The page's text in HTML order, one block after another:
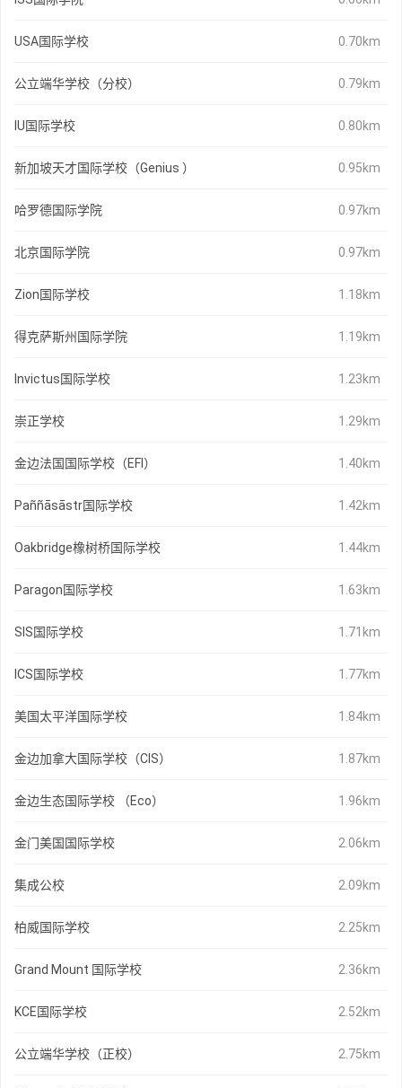
USA国际学校 0.70km
公立端华学校（分校） 0.79km
IU国际学校 0.80km
新加坡天才国际学校（Genius ） 0.95km
哈罗德国际学院 0.97km
北京国际学院 0.97km
Zion国际学校 1.18km
得克萨斯州国际学院 1.19km
Invictus国际学校 1.23km
崇正学校 1.29km
金边法国国际学校（EFI） 1.40km
Paññāsāstr国际学校 1.42km
Oakbridge橡树桥国际学校 1.44km
Paragon国际学校 1.63km
SIS国际学校 1.71km
ICS国际学校 1.77km
美国太平洋国际学校 1.84km
金边加拿大国际学校（CIS） 1.87km
金边生态国际学校 （Eco） 1.96km
金门美国国际学校 2.06km
集成公校 2.09km
柏威国际学校 2.25km
Grand Mount 国际学校 2.36km
KCE国际学校 2.52km
公立端华学校（正校） 2.75km